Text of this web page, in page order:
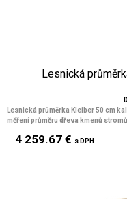
Lesnická
Lesnická průměrka Kleiber 50 cm
měření průměru dřeva kmenů stromů
4 259.67 € s DPH